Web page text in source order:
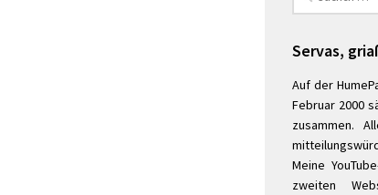
nach:
Servas,
Auf der
Februar 2000
zusammen.
Meine
zweiten